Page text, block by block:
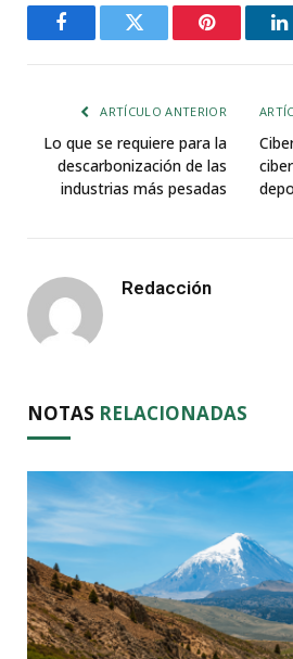
FacebookTwitter Pinterest
ARTÍCULO ANTERIOR
Lo que se requiere para la
descarbonización de las
industrias más pesadas
Redacción
NOTAS RELACIONADAS